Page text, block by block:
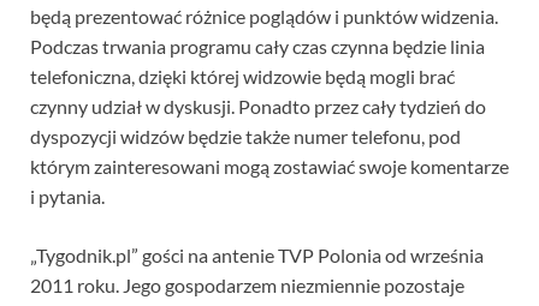
będą prezentować różnice poglądów i punktów widzenia.
Podczas trwania programu cały czas czynna będzie linia
telefoniczna, dzięki której widzowie będą mogli brać
czynny udział w dyskusji. Ponadto przez cały tydzień do
dyspozycji widzów będzie także numer telefonu, pod
którym zainteresowani mogą zostawiać swoje komentarze
i pytania.
„Tygodnik.pl” gości na antenie TVP Polonia od września
2011 roku. Jego gospodarzem niezmiennie pozostaje